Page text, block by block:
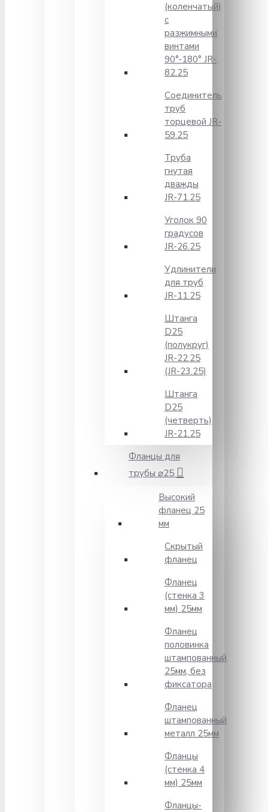
(коленчатый)
с
разжимными
винтами
90°-180° JR-
82.25
Соединитель
труб
торцевой JR-
59.25
Труба
гнутая
дважды
JR-71.25
Уголок 90
градусов
JR-26.25
Удлинители
для труб
JR-11.25
Штанга
D25
(полукруг)
JR-22.25
(JR-23.25)
Штанга
D25
(четверть)
JR-21.25
Фланцы для
трубы ⌀25
Высокий
фланец 25
мм
Скрытый
фланец
Фланец
(стенка 3
мм) 25мм
Фланец
половинка
штампованный
25мм, без
фиксатора
Фланец
штампованный
металл 25мм
Фланцы
(стенка 4
мм) 25мм
Фланцы-